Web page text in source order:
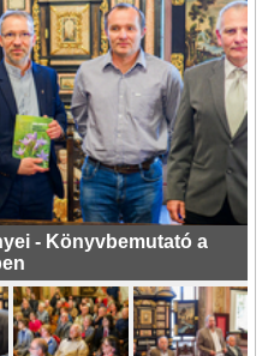
- Könyvbemutató a